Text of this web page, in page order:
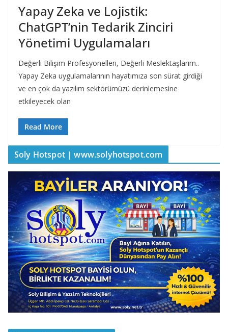
Yapay Zeka ve Lojistik:
ChatGPT’nin Tedarik Zinciri
Yönetimi Uygulamaları
Değerli Bilişim Profesyonelleri, Değerli Meslektaşlarım..
Yapay Zeka uygulamalarının hayatımıza son sürat girdiği
ve en çok da yazılım sektörümüzü derinlemesine
etkileyecek olan
Read More
Soly Hotspot | www.solyhotspot.com